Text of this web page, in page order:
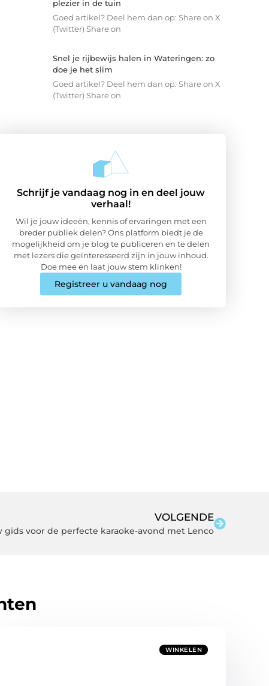
plezier in de tuin
Goed artikel? Deel hem dan op: Share on X
(Twitter) Share on
Snel je rijbewijs halen in Wateringen: zo
doe je het slim
Goed artikel? Deel hem dan op: Share on X
(Twitter) Share on
Schrijf je vandaag nog in en deel jouw
verhaal!
Wil je jouw ideeën, kennis of ervaringen met een
breder publiek delen? Ons platform biedt je de
mogelijkheid om je blog te publiceren en te delen
met lezers die geïnteresseerd zijn in jouw inhoud.
Doe mee en laat jouw stem klinken!
Registreer u vandaag nog
VOLGENDE
gids voor de perfecte karaoke-avond met Lenco
WINKELEN